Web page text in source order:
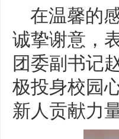
在温馨的
诚挚谢意，
团委副书记
极投身校园
新人贡献力量